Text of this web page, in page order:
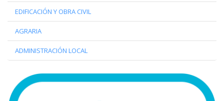
EDIFICACIÓN Y OBRA CIVIL
AGRARIA
ADMINISTRACIÓN LOCAL